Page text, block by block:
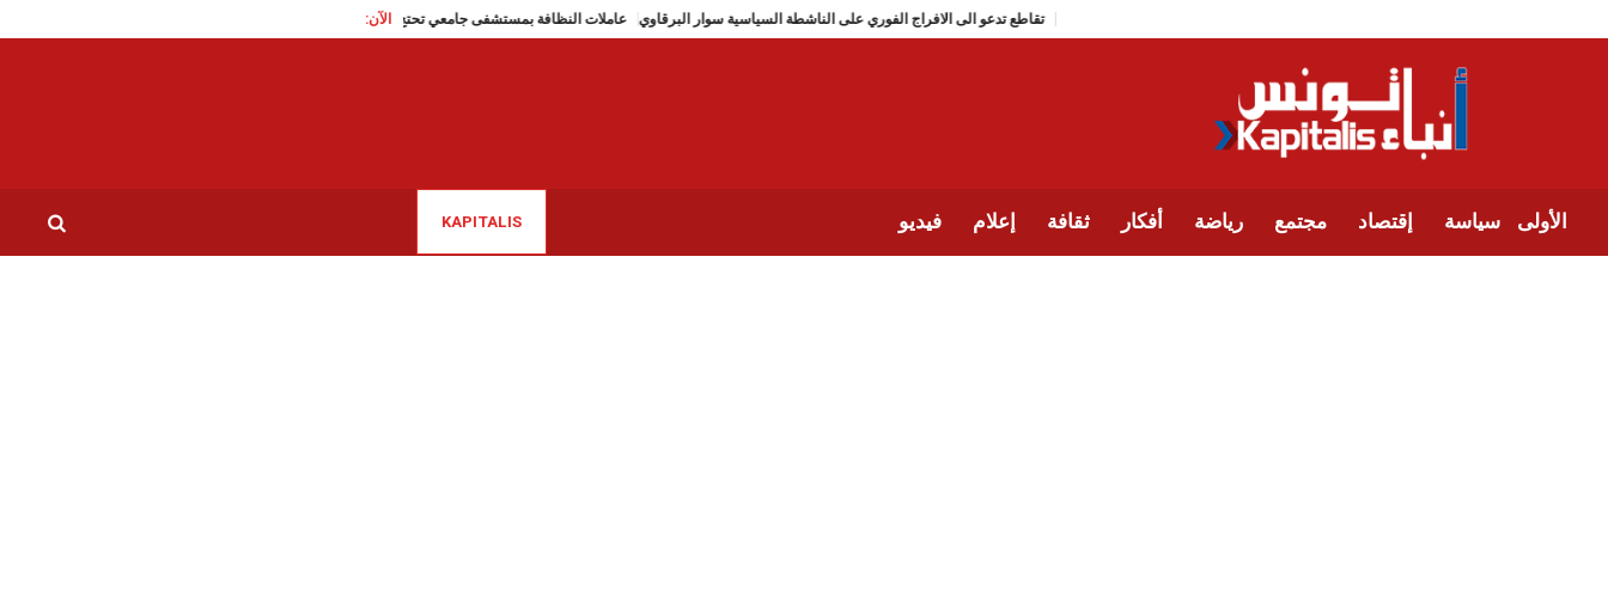
الآن: تقاطع تدعو الى الافراج الفوري على الناشطة السياسية سوار البرقاوي عاملات النظافة بمستشفى جامعي تحتج امام وزارة الصحة فيقع طردهن.. وأكثر، النائب
الأولى سياسة إقتصاد مجتمع رياضة أفكار ثقافة إعلام فيديو KAPITALIS